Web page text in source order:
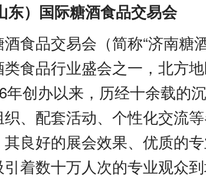
东）国际糖酒食品交易会
食品交易会（简称“济南糖
食品行业盛会之一，北方
创办以来，历经十余载的
、配套活动、个性化交流
良好的展会效果、优质的
着数十万人次的专业观众